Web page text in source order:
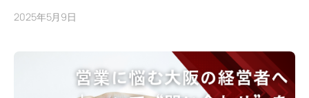
2025年5月9日